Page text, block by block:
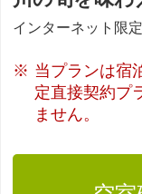
インターネット限定
当プランは宿
定直接契約プ
ません。